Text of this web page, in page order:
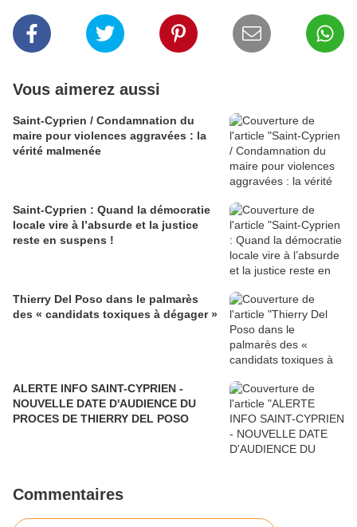
Vous aimerez aussi
Saint-Cyprien / Condamnation du
maire pour violences aggravées : la
vérité malmenée
Saint-Cyprien : Quand la démocratie
locale vire à l’absurde et la justice
reste en suspens !
Thierry Del Poso dans le palmarès
des « candidats toxiques à dégager »
ALERTE INFO SAINT-CYPRIEN -
NOUVELLE DATE D'AUDIENCE DU
PROCES DE THIERRY DEL POSO
Commentaires